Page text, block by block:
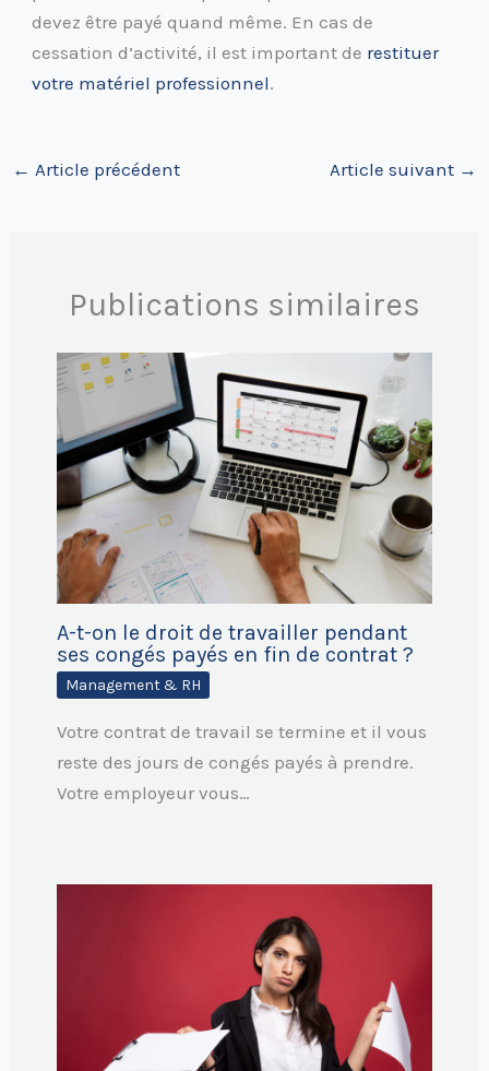
devez être payé quand même. En cas de
cessation d’activité, il est important de restituer
votre matériel professionnel.
← Article précédent Article suivant →
Publications similaires
A-t-on le droit de travailler pendant
ses congés payés en fin de contrat ?
Management & RH
Votre contrat de travail se termine et il vous
reste des jours de congés payés à prendre.
Votre employeur vous…